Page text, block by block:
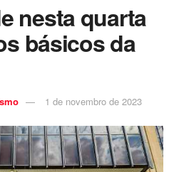
nesta quarta
básicos da
1 de novembro de 2023